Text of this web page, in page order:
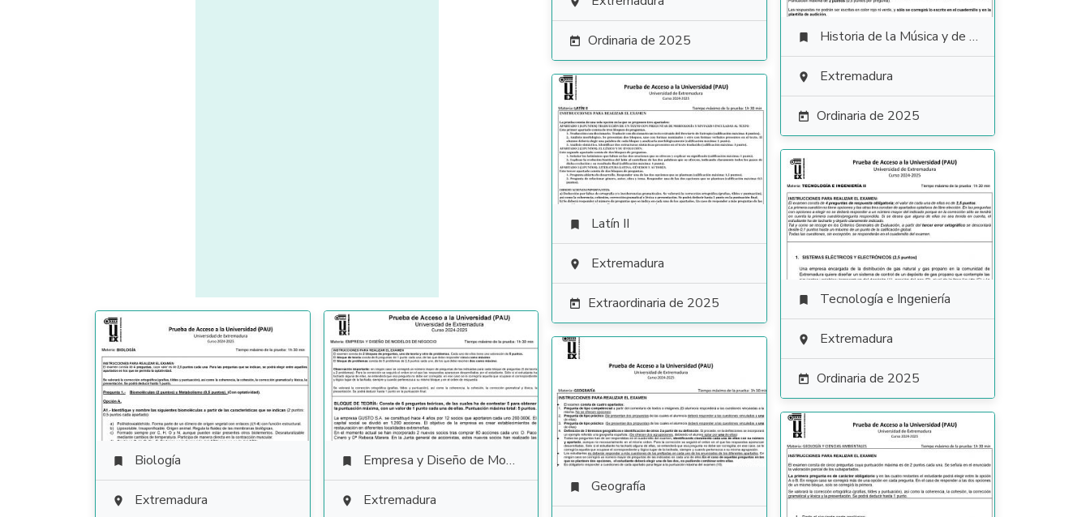
 Ordinaria de 2025  Historia de la Música y de la Danza
 Extremadura
 Ordinaria de 2025
 Latín II
 Extremadura
 Extraordinaria de 2025  Tecnología e Ingeniería
 Extremadura
 Ordinaria de 2025
 Biología
 Extremadura
 Empresa y Diseño de Modelos de Negocio
 Extremadura
 Geografía